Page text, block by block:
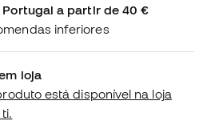
a partir de 40 €
inferiores
loja
está disponível na loja